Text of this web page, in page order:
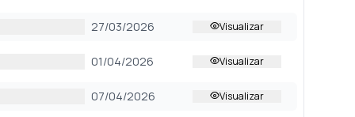
27/03/2026 Visualizar
01/04/2026 Visualizar
07/04/2026 Visualizar